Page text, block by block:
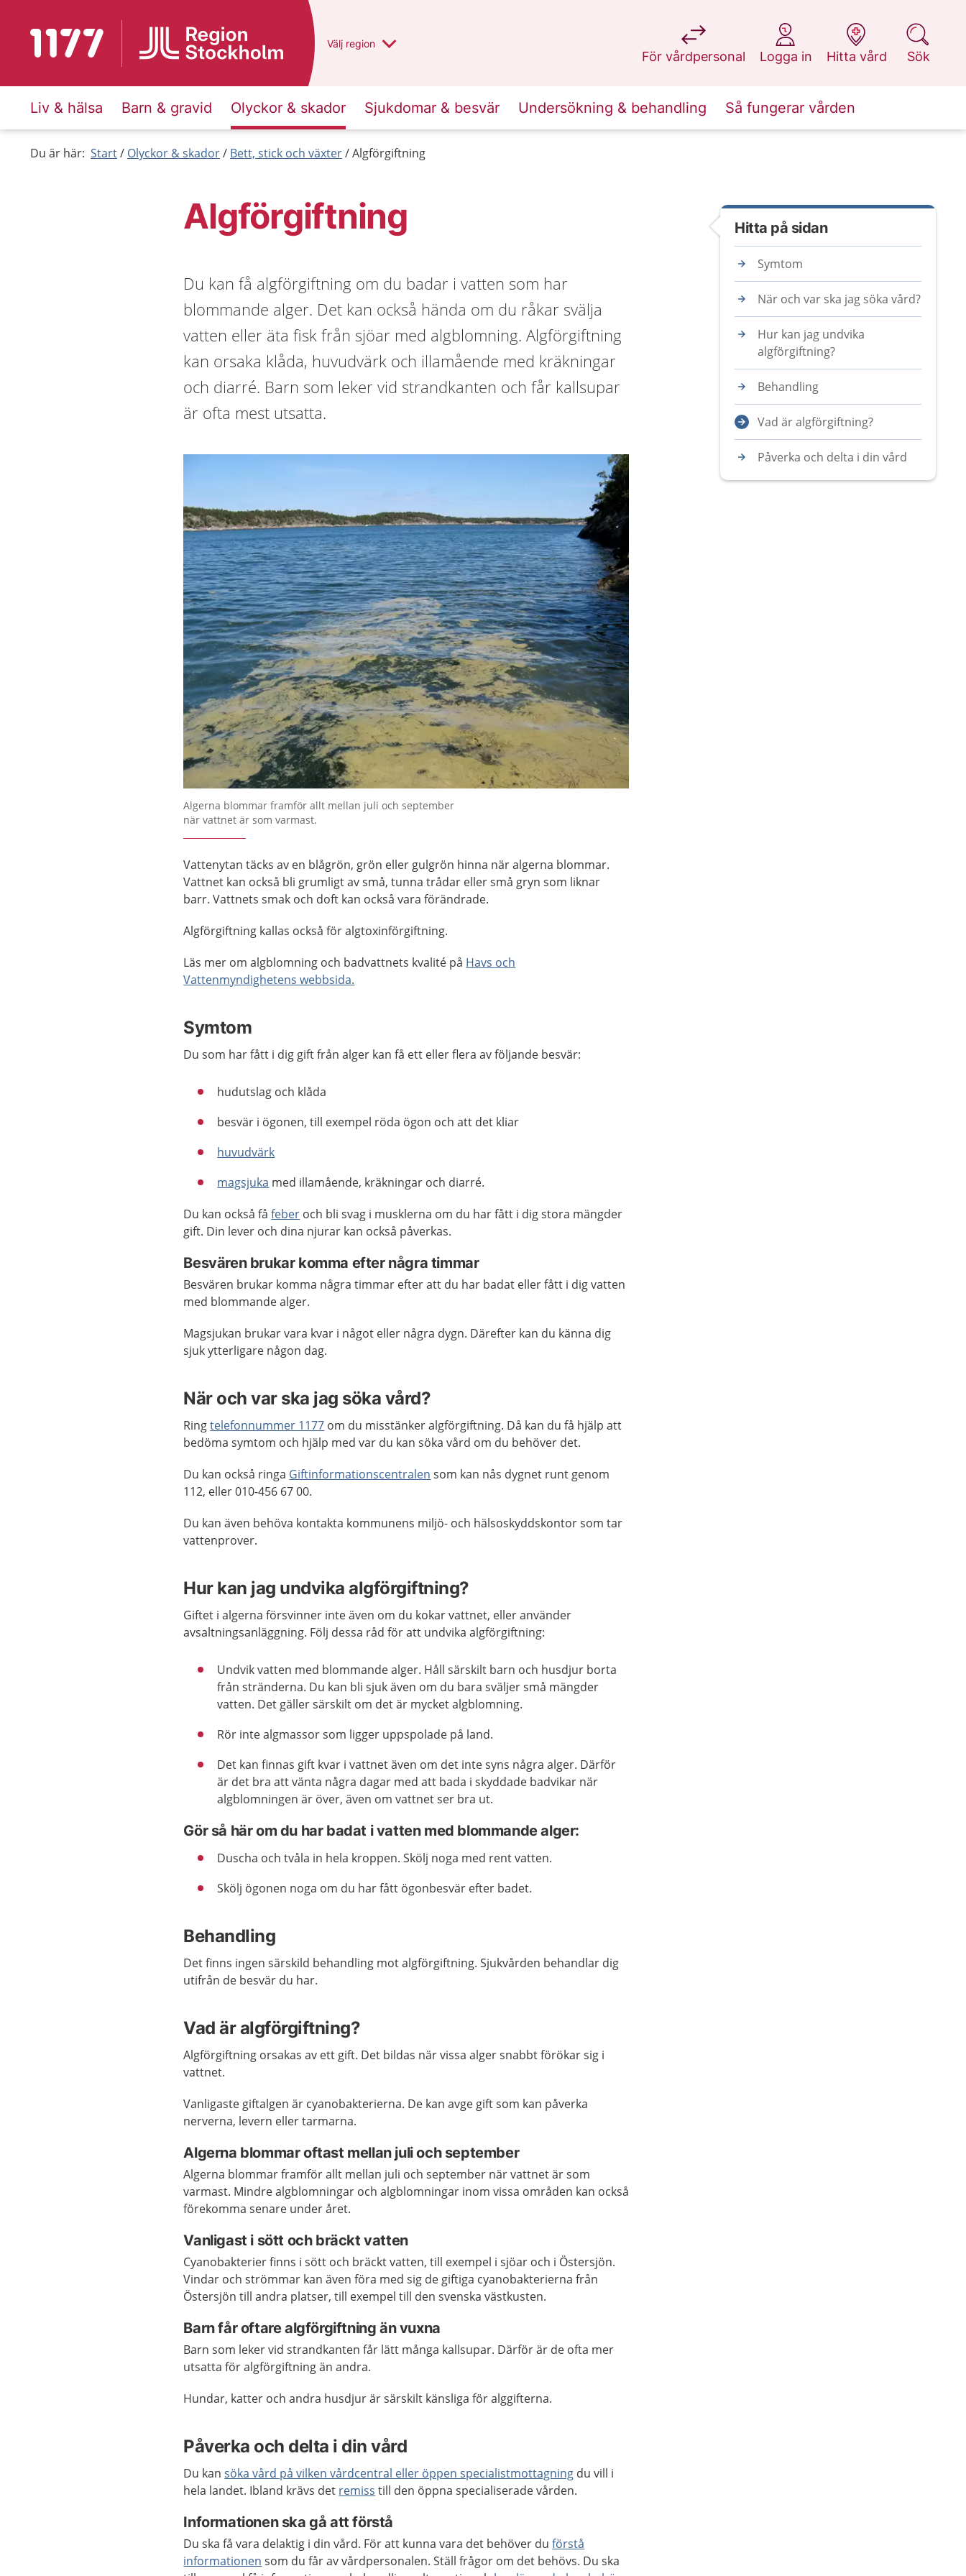
Till startsidan för 1177 Du har valt region
Välj en annan
region
För vårdpersonal
på 1177.se
Logga in
på 1177.se
Hitta vård
på 1177.se
Sök
på 1177.se
Liv & hälsa Barn & gravid Olyckor & skador Sjukdomar & besvär Undersökning & behandling Så fungerar vården
Du är här: Start Olyckor & skador Bett, stick och växter Algförgiftning
Algförgiftning
Du kan få algförgiftning om du badar i vatten som har
blommande alger. Det kan också hända om du råkar svälja
vatten eller äta fisk från sjöar med algblomning. Algförgiftning
kan orsaka klåda, huvudvärk och illamående med kräkningar
och diarré. Barn som leker vid strandkanten och får kallsupar
är ofta mest utsatta.
Algerna blommar framför allt mellan juli och september
när vattnet är som varmast.
Vattenytan täcks av en blågrön, grön eller gulgrön hinna när algerna blommar.
Vattnet kan också bli grumligt av små, tunna trådar eller små gryn som liknar
barr. Vattnets smak och doft kan också vara förändrade.
Algförgiftning kallas också för algtoxinförgiftning.
Läs mer om algblomning och badvattnets kvalité på Havs och
Vattenmyndighetens webbsida.
Symtom
Du som har fått i dig gift från alger kan få ett eller flera av följande besvär:
hudutslag och klåda
besvär i ögonen, till exempel röda ögon och att det kliar
huvudvärk
magsjuka med illamående, kräkningar och diarré.
Du kan också fåfeber och bli svag i musklerna om du har fått i dig stora mängder
gift. Din lever och dina njurar kan också påverkas.
Besvären brukar komma efter några timmar
Besvären brukar komma några timmar efter att du har badat eller fått i dig vatten
med blommande alger.
Magsjukan brukar vara kvar i något eller några dygn. Därefter kan du känna dig
sjuk ytterligare någon dag.
När och var ska jag söka vård?
Ringtelefonnummer 1177 om du misstänker algförgiftning. Då kan du få hjälp att
bedöma symtom och hjälp med var du kan söka vård om du behöver det.
Du kan också ringa Giftinformationscentralen som kan nås dygnet runt genom
112, eller 010-456 67 00.
Du kan även behöva kontakta kommunens miljö- och hälsoskyddskontor som tar
vattenprover.
Hur kan jag undvika algförgiftning?
Giftet i algerna försvinner inte även om du kokar vattnet, eller använder
avsaltningsanläggning. Följ dessa råd för att undvika algförgiftning:
Undvik vatten med blommande alger. Håll särskilt barn och husdjur borta
från stränderna. Du kan bli sjuk även om du bara sväljer små mängder
vatten. Det gäller särskilt om det är mycket algblomning.
Rör inte algmassor som ligger uppspolade på land.
Det kan finnas gift kvar i vattnet även om det inte syns några alger. Därför
är det bra att vänta några dagar med att bada i skyddade badvikar när
algblomningen är över, även om vattnet ser bra ut.
Gör så här om du har badat i vatten med blommande alger:
Duscha och tvåla in hela kroppen. Skölj noga med rent vatten.
Skölj ögonen noga om du har fått ögonbesvär efter badet.
Behandling
Det finns ingen särskild behandling mot algförgiftning. Sjukvården behandlar dig
utifrån de besvär du har.
Vad är algförgiftning?
Algförgiftning orsakas av ett gift. Det bildas när vissa alger snabbt förökar sig i
vattnet.
Vanligaste giftalgen är cyanobakterierna. De kan avge gift som kan påverka
nerverna, levern eller tarmarna.
Algerna blommar oftast mellan juli och september
Algerna blommar framför allt mellan juli och september när vattnet är som
varmast. Mindre algblomningar och algblomningar inom vissa områden kan också
förekomma senare under året.
Vanligast i sött och bräckt vatten
Cyanobakterier finns i sött och bräckt vatten, till exempel i sjöar och i Östersjön.
Vindar och strömmar kan även föra med sig de giftiga cyanobakterierna från
Östersjön till andra platser, till exempel till den svenska västkusten.
Barn får oftare algförgiftning än vuxna
Barn som leker vid strandkanten får lätt många kallsupar. Därför är de ofta mer
utsatta för algförgiftning än andra.
Hundar, katter och andra husdjur är särskilt känsliga för alggifterna.
Påverka och delta i din vård
Du kansöka vård på vilken vårdcentral eller öppen specialistmottagning du vill i
hela landet. Ibland krävs det remiss till den öppna specialiserade vården.
Informationen ska gå att förstå
Du ska få vara delaktig i din vård. För att kunna vara det behöver duförstå
informationen som du får av vårdpersonalen. Ställ frågor om det behövs. Du ska
Hitta på sidan
Symtom
När och var ska jag söka vård?
Hur kan jag undvika
algförgiftning?
Behandling
Vad är algförgiftning?
Påverka och delta i din vård